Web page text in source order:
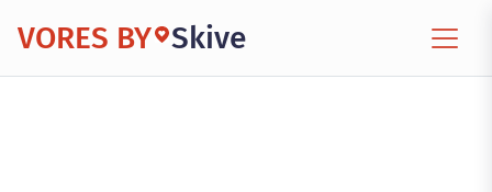
VORES BY Skive